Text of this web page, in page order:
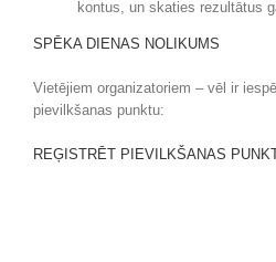
kontus, un skaties rezultātus
SPĒKA DIENAS NOLIKUMS
Vietējiem organizatoriem – vēl ir
pievilkšanas punktu:
REĢISTRĒT PIEVILKŠANAS